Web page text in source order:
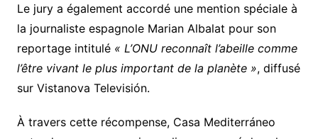
Le jury a également accordé une mention spéciale à
la journaliste espagnole Marian Albalat pour son
reportage intitulé « L’ONU reconnaît l’abeille comme
l’être vivant le plus important de la planète », diffusé
sur Vistanova Televisión.
À travers cette récompense, Casa Mediterráneo